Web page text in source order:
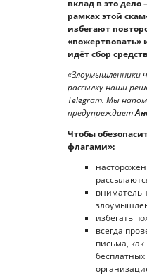
вклад в это дело
рамках этой
избегают
«пожертвовать»
идёт сбор
«Злоумышленники
рассылку наши
Telegram. Мы
предупреждает
Чтобы
флагами»:
избегать
всегда
письма,